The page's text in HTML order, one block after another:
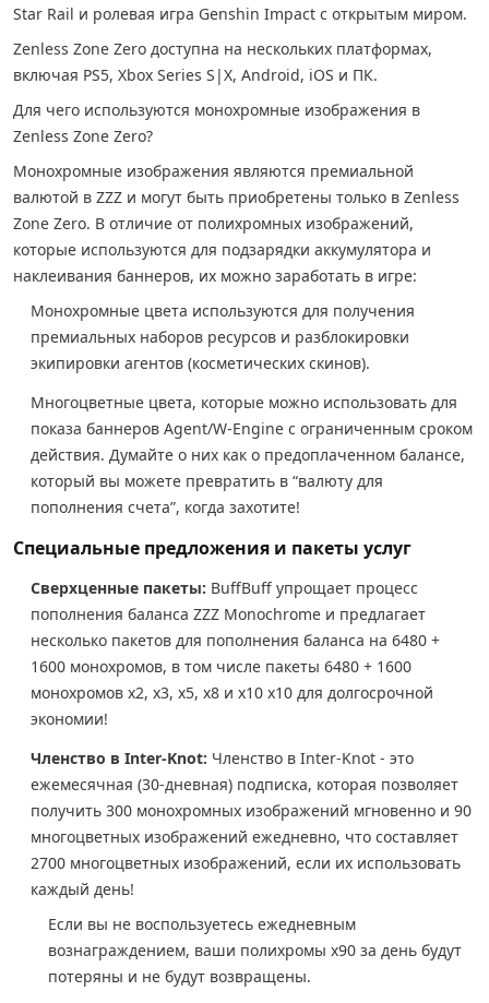
Star Rail и ролевая игра Genshin Impact с открытым миром.
Zenless Zone Zero доступна на нескольких платформах,
включая PS5, Xbox Series S|X, Android, iOS и ПК.
Для чего используются монохромные изображения в
Zenless Zone Zero?
Монохромные изображения являются премиальной
валютой в ZZZ и могут быть приобретены только в Zenless
Zone Zero. В отличие от полихромных изображений,
которые используются для подзарядки аккумулятора и
наклеивания баннеров, их можно заработать в игре:
Монохромные цвета используются для получения
премиальных наборов ресурсов и разблокировки
экипировки агентов (косметических скинов).
Многоцветные цвета, которые можно использовать для
показа баннеров Agent/W-Engine с ограниченным сроком
действия. Думайте о них как о предоплаченном балансе,
который вы можете превратить в “валюту для
пополнения счета”, когда захотите!
Специальные предложения и пакеты услуг
Сверхценные пакеты: BuffBuff упрощает процесс
пополнения баланса ZZZ Monochrome и предлагает
несколько пакетов для пополнения баланса на 6480 +
1600 монохромов, в том числе пакеты 6480 + 1600
монохромов x2, x3, x5, x8 и x10 x10 для долгосрочной
экономии!
Членство в Inter-Knot: Членство в Inter-Knot - это
ежемесячная (30-дневная) подписка, которая позволяет
получить 300 монохромных изображений мгновенно и 90
многоцветных изображений ежедневно, что составляет
2700 многоцветных изображений, если их использовать
каждый день!
Если вы не воспользуетесь ежедневным
вознаграждением, ваши полихромы x90 за день будут
потеряны и не будут возвращены.